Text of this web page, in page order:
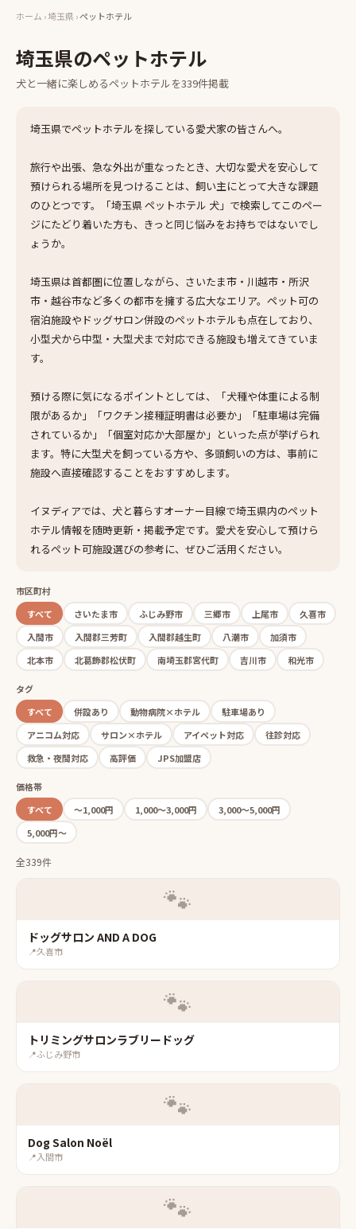
ホーム ›埼玉県›ペットホテル
埼玉県のペットホテル
犬と一緒に楽しめるペットホテルを339件掲載
埼玉県でペットホテルを探している愛犬家の皆さんへ。
旅行や出張、急な外出が重なったとき、大切な愛犬を安心して
預けられる場所を見つけることは、飼い主にとって大きな課題
のひとつです。「埼玉県 ペットホテル 犬」で検索してこのペー
ジにたどり着いた方も、きっと同じ悩みをお持ちではないでし
ょうか。
埼玉県は首都圏に位置しながら、さいたま市・川越市・所沢
市・越谷市など多くの都市を擁する広大なエリア。ペット可の
宿泊施設やドッグサロン併設のペットホテルも点在しており、
小型犬から中型・大型犬まで対応できる施設も増えてきていま
す。
預ける際に気になるポイントとしては、「犬種や体重による制
限があるか」「ワクチン接種証明書は必要か」「駐車場は完備
されているか」「個室対応か大部屋か」といった点が挙げられ
ます。特に大型犬を飼っている方や、多頭飼いの方は、事前に
施設へ直接確認することをおすすめします。
イヌディアでは、犬と暮らすオーナー目線で埼玉県内のペット
ホテル情報を随時更新・掲載予定です。愛犬を安心して預けら
れるペット可施設選びの参考に、ぜひご活用ください。
市区町村
すべて
さいたま市 ふじみ野市 三郷市 上尾市
久喜市
入間市
入間郡三芳町 入間郡越生町 八潮市
加須市
北本市
北葛飾郡松伏町 南埼玉郡宮代町 吉川市 和光市
タグ
すべて
併設あり 動物病院×ホテル
駐車場あり
アニコム対応
サロン×ホテル アイペット対応
往診対応
救急・夜間対応
高評価 JPS加盟店
価格帯
すべて
〜1,000円 1,000〜3,000円
3,000〜5,000円
5,000円〜
全339件
🐾
ドッグサロン AND A DOG
📍久喜市
🐾
トリミングサロンラブリードッグ
📍ふじみ野市
🐾
Dog Salon Noël
📍入間市
🐾